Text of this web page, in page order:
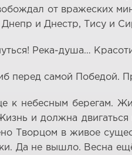
от вражеских
и Днестр, Тису и
Река-душа…
перед самой Победой.
к небесным берегам.
и должна
Творцом в живое
Да не вышло. Весна